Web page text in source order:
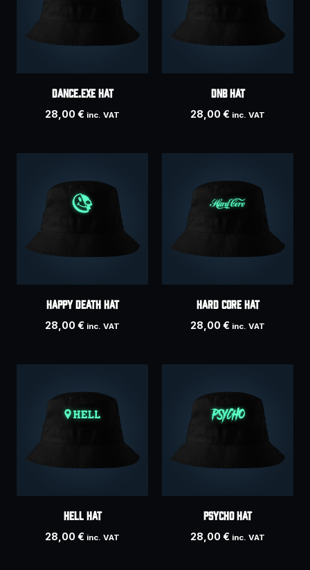
DANCE.EXE hat
28,00€ inc. VAT
DNB hat
28,00€ inc. VAT
HAPPY DEATH hat
28,00€ inc. VAT
HARD CORE hat
28,00€ inc. VAT
HELL hat
28,00€ inc. VAT
PSYCHO hat
28,00€ inc. VAT